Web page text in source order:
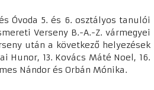
Óvoda 5. és 6. osztályos tanulói
Verseny B.-A.-Z. vármegyei
után a következő helyezések
Hunor, 13. Kovács Máté Noel, 16.
Nándor és Orbán Mónika.